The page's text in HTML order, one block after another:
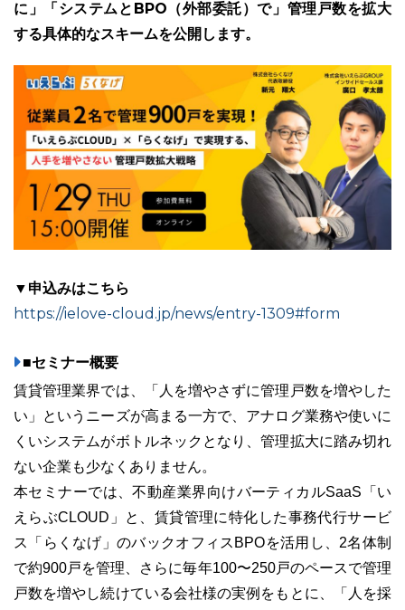
ニュース一覧 お役立ちブログ 資料ダウンロード
特長
03-6689-1791
に」「システムとBPO（外部委託）で」管理戸数を拡大
する具体的なスキームを公開します。
▼申込みはこちら
https://ielove-cloud.jp/news/entry-1309#form
■セミナー概要
賃貸管理業界では、「人を増やさずに管理戸数を増やした
い」というニーズが高まる一方で、アナログ業務や使いに
くいシステムがボトルネックとなり、管理拡大に踏み切れ
ない企業も少なくありません。
本セミナーでは、不動産業界向けバーティカルSaaS「い
えらぶCLOUD」と、賃貸管理に特化した事務代行サービ
ス「らくなげ」のバックオフィスBPOを活用し、2名体制
で約900戸を管理、さらに毎年100〜250戸のペースで管理
戸数を増やし続けている会社様の実例をもとに、「人を採